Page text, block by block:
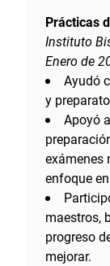
Prácticas
Instituto
Enero de
Ayudó
y
Apoyó
exámenes
enfoque
maestros,
progreso
mejorar.